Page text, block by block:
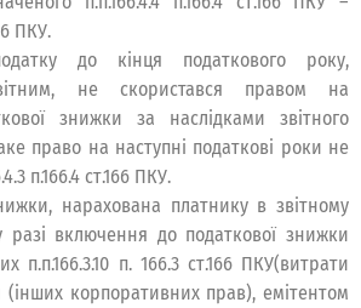
ПКУ.
до кінця податкового року,
не скористався правом на
знижки за наслідками звітного
право на наступні податкові роки не
п.166.4 ст.166 ПКУ.
нарахована платнику в звітному
разі включення до податкової знижки
п.п.166.3.10 п. 166.3 ст.166 ПКУ(витрати
корпоративних прав), емітентом